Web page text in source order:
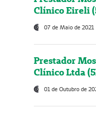
Clínico Eireli
07 de Maio de 2021
Prestador
Clínico Ltda
01 de Outubro de